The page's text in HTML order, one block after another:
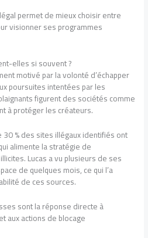
permet de mieux choisir entre
visionner ses programmes
elles si souvent ?
motivé par la volonté d’échapper
poursuites intentées par les
figurent des sociétés comme
à protéger les créateurs.
% des sites illégaux identifiés ont
alimente la stratégie de
Lucas a vu plusieurs de ses
de quelques mois, ce qui l’a
de ces sources.
sont la réponse directe à
aux actions de blocage